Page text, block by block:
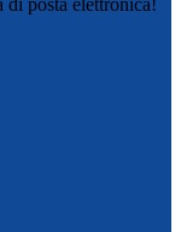
di posta elettronica!